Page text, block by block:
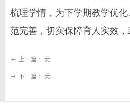
梳理学情，为下学期教学优
范完善，切实保障育人实效，
ꂃ 上一篇： 无
ꁹ 下一篇： 无